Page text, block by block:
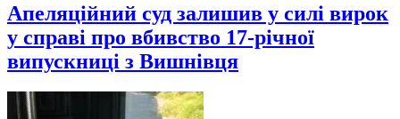
Апеляційний суд залишив у силі вирок
у справі про вбивство 17-річної
випускниці з Вишнівця